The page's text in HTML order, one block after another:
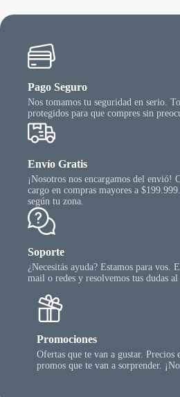
Pago Seguro
Nos tomamos tu seguridad en serio.
protegidos para que compres sin
Envío Gratis
¡Nosotros nos encargamos del envió!
cargo en compras mayores a
según tu zona.
Soporte
¿Necesitás ayuda? Estamos para vos.
mail o redes y resolvemos tus dudas al
Promociones
Ofertas que te van a gustar. Precios
promos que te van a sorprender.